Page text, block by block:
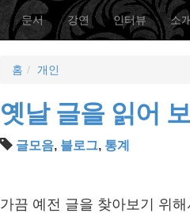
문서 강연 인터뷰 소개
홈 개인
옛날 글을 읽어
글모음, 블로그, 통계
가끔 예전 글을 찾아보기 위